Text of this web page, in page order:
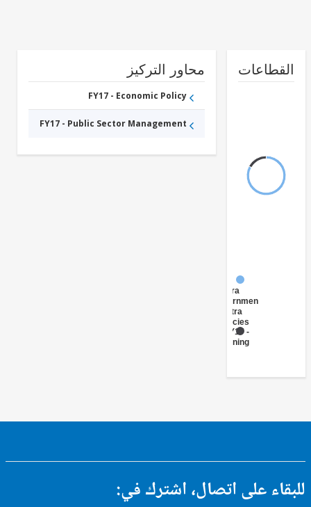
FY17 -
Central
Government
(Central
Agencies
)
محاور التركيز
FY17 - Economic Policy
FY17 - Public Sector Management
على اتصال، اشترك في: